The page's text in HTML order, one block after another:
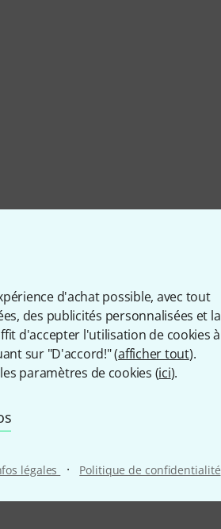
d'achat possible, avec tout
des publicités personnalisées et la
d'accepter l'utilisation de cookies à
sur "D'accord!" (afficher tout).
paramètres de cookies (ici).
légales · Politique de confidentialité